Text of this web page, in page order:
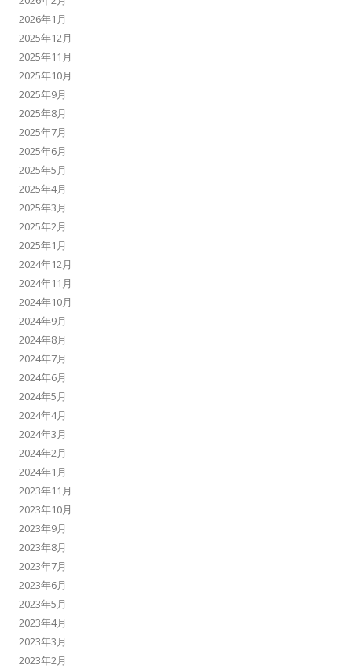
2026年1月
2025年12月
2025年11月
2025年10月
2025年9月
2025年8月
2025年7月
2025年6月
2025年5月
2025年4月
2025年3月
2025年2月
2025年1月
2024年12月
2024年11月
2024年10月
2024年9月
2024年8月
2024年7月
2024年6月
2024年5月
2024年4月
2024年3月
2024年2月
2024年1月
2023年11月
2023年10月
2023年9月
2023年8月
2023年7月
2023年6月
2023年5月
2023年4月
2023年3月
2023年2月